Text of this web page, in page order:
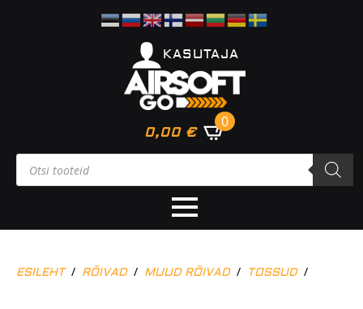
KASUTAJA
0,00 €
0
Products
search
ESILEHT RÕIVAD MUUD RÕIVAD TOSSUD